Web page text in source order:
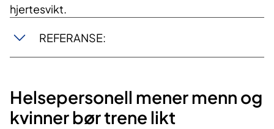
hjertesvikt.
REFERANSE:
Helsepersonell mener menn og
kvinner bør trene likt